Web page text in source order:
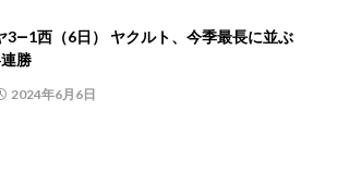
3―1西（6日） ヤクルト、今季最長に並ぶ
勝
2024年6月6日